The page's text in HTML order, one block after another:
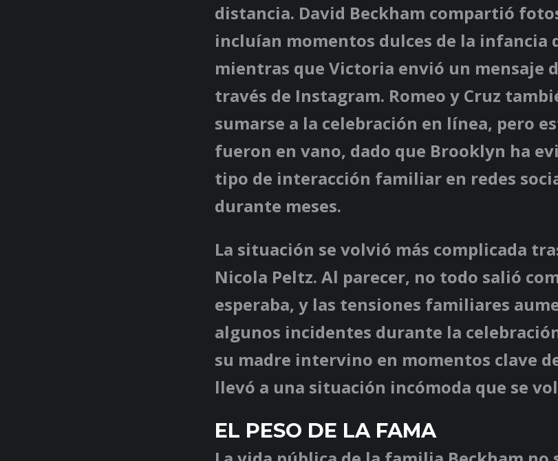
distancia. David Beckham compartió
incluían momentos dulces de la infancia
mientras que Victoria envió un mensaje
través de Instagram. Romeo y Cruz
sumarse a la celebración en línea, pero
fueron en vano, dado que Brooklyn ha
tipo de interacción familiar en redes
durante meses.
La situación se volvió más complicada
Nicola Peltz. Al parecer, no todo salió
esperaba, y las tensiones familiares
algunos incidentes durante la
su madre intervino en momentos clave
llevó a una situación incómoda que se
EL PESO DE LA FAMA